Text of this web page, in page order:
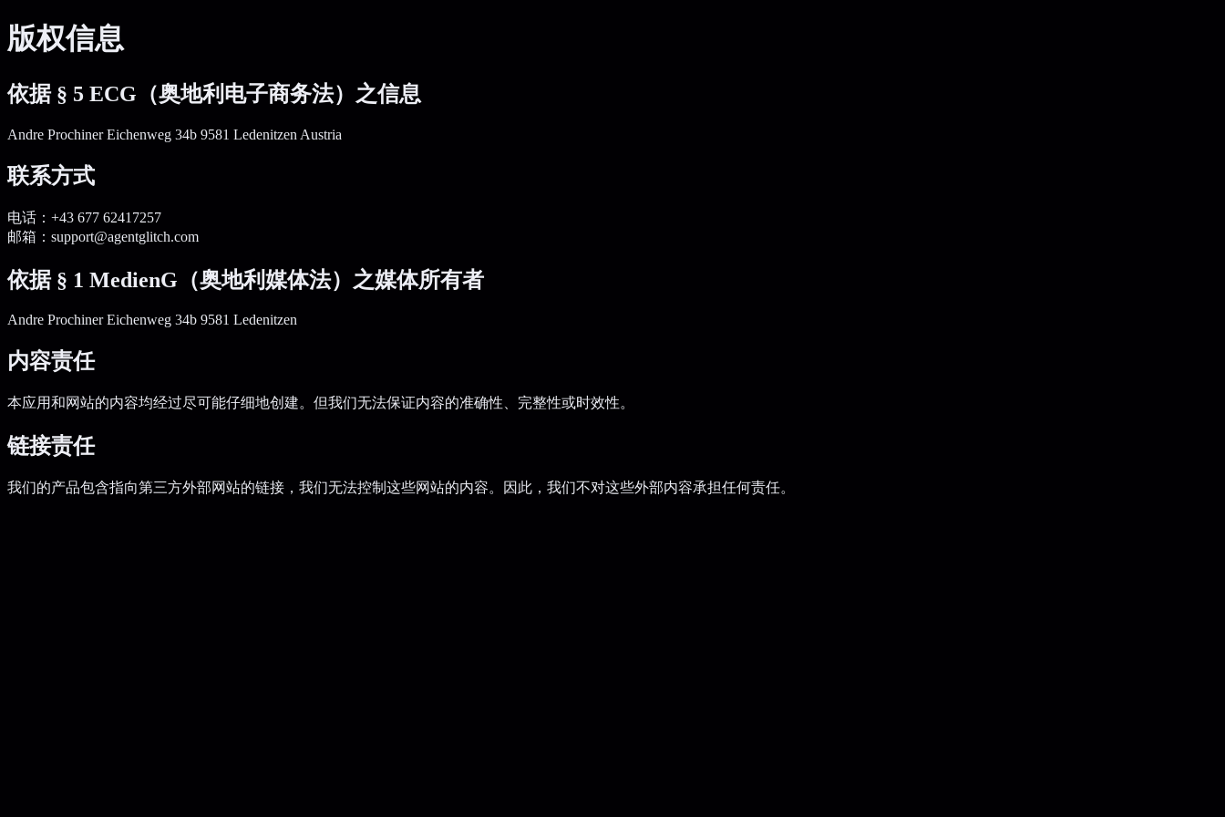
版权信息
依据 § 5 ECG（奥地利电子商务法）之信息
Andre Prochiner Eichenweg 34b 9581 Ledenitzen Austria
联系方式
电话：+43 677 62417257
邮箱：support@agentglitch.com
依据 § 1 MedienG（奥地利媒体法）之媒体所有者
Andre Prochiner Eichenweg 34b 9581 Ledenitzen
内容责任
本应用和网站的内容均经过尽可能仔细地创建。但我们无法保证内容的准确性、完整性或时效性。
链接责任
我们的产品包含指向第三方外部网站的链接，我们无法控制这些网站的内容。因此，我们不对这些外部内容承担任何责任。